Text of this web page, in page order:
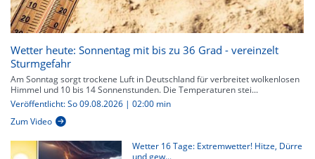
Wetter heute: Sonnentag mit bis zu 36 Grad - vereinzelt
Sturmgefahr
Am Sonntag sorgt trockene Luft in Deutschland für verbreitet wolkenlosen
Himmel und 10 bis 14 Sonnenstunden. Die Temperaturen stei...
Veröffentlicht: So 09.08.2026 | 02:00 min
Zum Video
Wetter 16 Tage: Extremwetter! Hitze, Dürre